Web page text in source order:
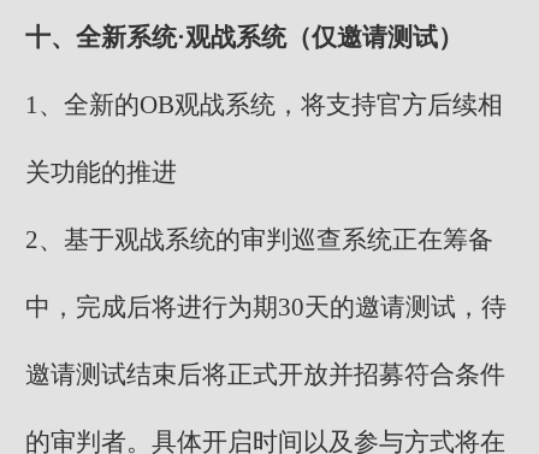
十、全新系统·观战系统（仅邀请测试）
1、全新的OB观战系统，将支持官方后续相
关功能的推进
2、基于观战系统的审判巡查系统正在筹备
中，完成后将进行为期30天的邀请测试，待
邀请测试结束后将正式开放并招募符合条件
的审判者。具体开启时间以及参与方式将在